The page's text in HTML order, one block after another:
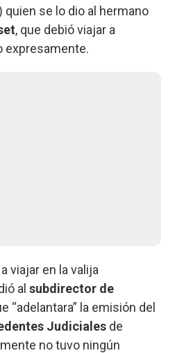
quien se lo dio al hermano
, que debió viajar a
expresamente.
viajar en la valija
al subdirector de
“adelantara” la emisión del
Judiciales de
no tuvo ningún